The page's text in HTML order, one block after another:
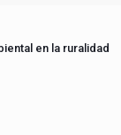
en la ruralidad